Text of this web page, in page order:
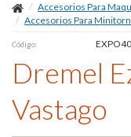
Accesorios Para
Accesorios Para
Código:
Dremel
Vastago